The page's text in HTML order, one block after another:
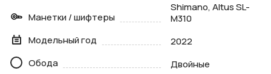
Манетки / шифтеры
Shimano, Altus SL-
M310
Модельный год
2022
Обода
Двойные